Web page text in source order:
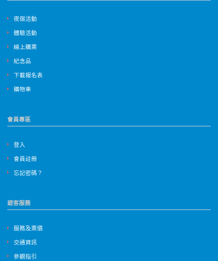
夜宿活動
體驗活動
線上購票
紀念品
下載報名表
購物車
會員專區
登入
會員註冊
忘記密碼？
遊客服務
服務及票價
交通資訊
參觀指引